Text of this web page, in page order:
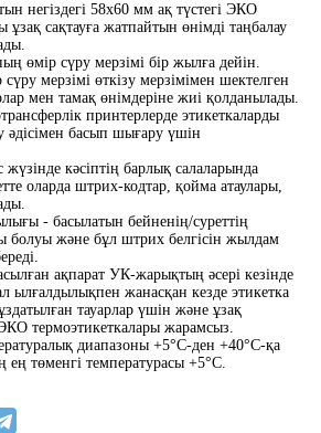
негіздегі 58x60 мм ақ түстегі ЭКО
ұзақ сақтауға жатпайтын өнімді таңбалау
өмір сүру мерзімі бір жылға дейін.
мерзімі өткізу мерзімімен шектелген
мен тамақ өнімдеріне жиі қолданылады.
принтерлерде этикеткаларды
әдісімен басып шығару үшін
жүзінде кәсіптің барлық салаларында
оларда штрих-кодтар, қойма атаулары,
- басылатын бейненің/суреттің
болуы және бұл штрих белгісін жылдам
ақпарат УК-жарықтың әсерi кезiнде
ылғалдылықпен жанасқан кезде этикетка
тауарлар үшін және ұзақ
термоэтикеткалары жарамсыз.
диапазоны +5°С-ден +40°С-қа
ең төменгі температурасы +5°С.